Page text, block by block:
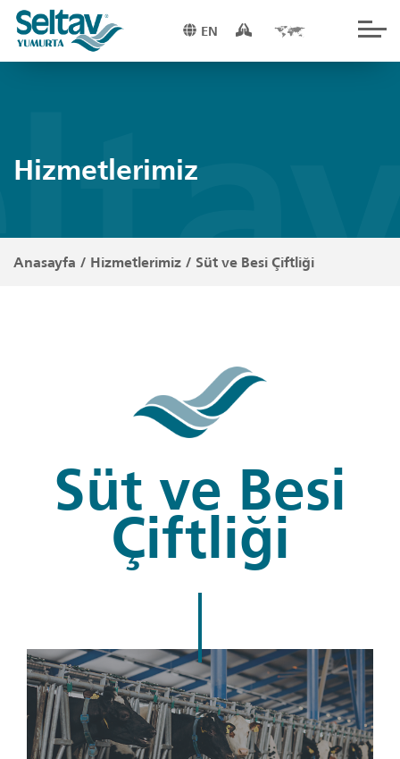
EN
Hizmetlerimiz
Anasayfa / Hizmetlerimiz / Süt ve Besi Çiftliği
Süt ve Besi
Çiftliği